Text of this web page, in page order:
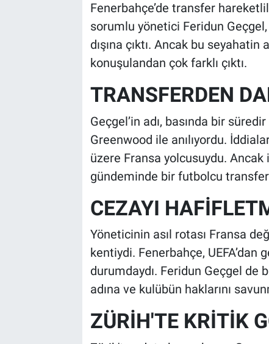
Fenerbahçe’de transfer
sorumlu yönetici Feridun
dışına çıktı. Ancak bu
konuşulandan çok farklı çıktı.
TRANSFERDEN
Geçgel’in adı, basında bir
Greenwood ile anılıyordu.
üzere Fransa yolcusuydu. Ancak
gündeminde bir futbolcu
CEZAYI
Yöneticinin asıl rotası Fransa
kentiydi. Fenerbahçe, UEFA’dan
durumdaydı. Feridun Geçgel de
adına ve kulübün haklarını
ZÜRİH'TE KRİTİK